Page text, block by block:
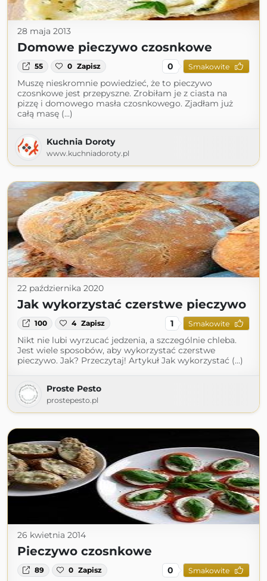
28 maja 2013
Domowe pieczywo czosnkowe
55 0 Zapisz 0 Smakowite
Muszę nieskromnie powiedzieć, że to pieczywo
czosnkowe jest przepyszne. Zrobiłam je z ciasta na
pizzę i domowego masła czosnkowego. Zjadłam już
całą masę (...)
Kuchnia Doroty
www.kuchniadoroty.pl
22 października 2020
Jak wykorzystać czerstwe pieczywo
100 4 Zapisz 1 Smakowite
Nikt nie lubi wyrzucać jedzenia, a szczególnie chleba.
Jest wiele sposobów, aby wykorzystać czerstwe
pieczywo. Jak? Przeczytaj! Artykuł Jak wykorzystać (...)
Proste Pesto
prostepesto.pl
26 kwietnia 2014
Pieczywo czosnkowe
89 0 Zapisz 0 Smakowite